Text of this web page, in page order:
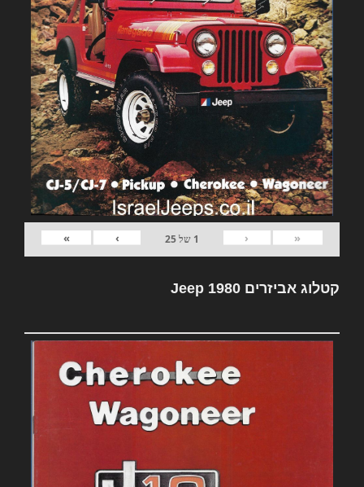
«
‹
1 של25
›
»
קטלוג אביזרים Jeep 1980